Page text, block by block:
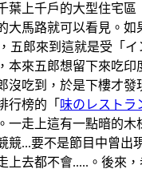
葉上千戶的大型住宅區
大馬路就可以看見。如
五郎來到這就是受「イ
本來五郎想留下來吃印
沒吃到，於是下樓才發
行榜的「 味のレストラ
一走上這有一點暗的木
競...要不是節目中曾出
上去都不會.....。後來，